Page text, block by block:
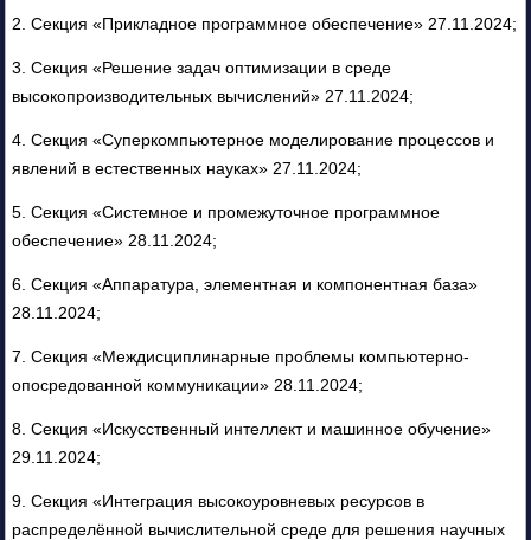
2. Секция «Прикладное программное обеспечение» 27.11.2024;
3. Секция «Решение задач оптимизации в среде
высокопроизводительных вычислений» 27.11.2024;
4. Секция «Суперкомпьютерное моделирование процессов и
явлений в естественных науках» 27.11.2024;
5. Секция «Системное и промежуточное программное
обеспечение» 28.11.2024;
6. Секция «Аппаратура, элементная и компонентная база»
28.11.2024;
7. Секция «Междисциплинарные проблемы компьютерно-
опосредованной коммуникации» 28.11.2024;
8. Секция «Искусственный интеллект и машинное обучение»
29.11.2024;
9. Секция «Интеграция высокоуровневых ресурсов в
распределённой вычислительной среде для решения научных